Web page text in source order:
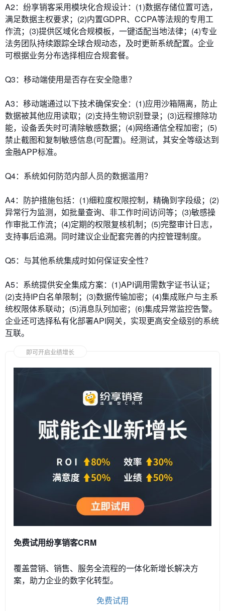
A2：纷享销客采用模块化合规设计：(1)数据存储位置可选，
满足数据主权要求；(2)内置GDPR、CCPA等法规的专用工
作流；(3)提供区域化合规模板，一键适配当地法律；(4)专业
法务团队持续跟踪全球合规动态，及时更新系统配置。企业
可根据业务分布选择相应合规套餐。
​​Q3：移动端使用是否存在安全隐患？​​
A3：移动端通过以下技术确保安全：(1)应用沙箱隔离，防止
数据被其他应用读取；(2)支持生物识别登录；(3)远程擦除功
能，设备丢失时可清除敏感数据；(4)网络通信全程加密；(5)
禁止截图和复制敏感信息(可配置)。经测试，其安全等级达到
金融APP标准。
​​Q4：系统如何防范内部人员的数据滥用？​​
A4：防护措施包括：(1)细粒度权限控制，精确到字段级；(2)
异常行为监测，如批量查询、非工作时间访问等；(3)敏感操
作审批工作流；(4)定期的权限复核机制；(5)完整审计日志，
支持事后追溯。同时建议企业配套完善的内控管理制度。
​​Q5：与其他系统集成时如何保证安全性？​​
A5：系统提供安全集成方案：(1)API调用需数字证书认证；
(2)支持IP白名单限制；(3)数据传输加密；(4)集成账户与主系
统权限体系联动；(5)消息队列加密；(6)集成异常监控告警。
企业还可选择私有化部署API网关，实现更高安全级别的系统
互联。
即可开启业绩增长
免费试用纷享销客CRM
覆盖营销、销售、服务全流程的一体化新增长解决方
案，助力企业的数字化转型。
免费试用